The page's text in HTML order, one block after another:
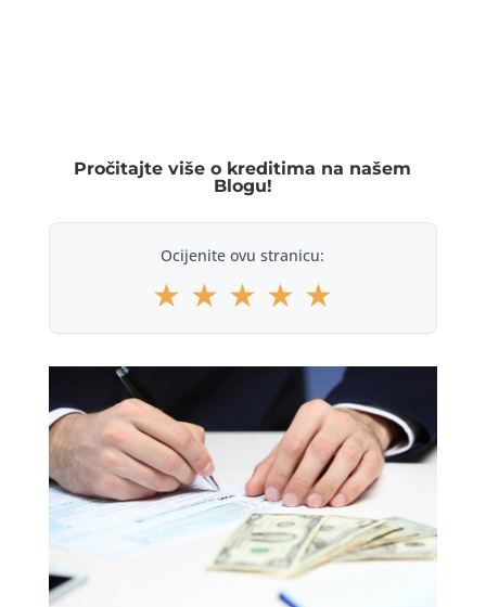
Pročitajte više o kreditima na našem
Blogu!
Ocijenite ovu stranicu:
★ ★ ★ ★ ★